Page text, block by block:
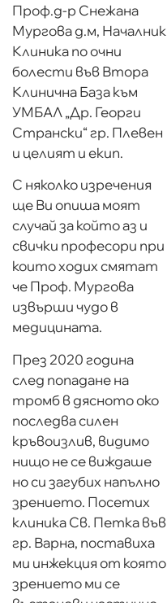
Проф.д-р Снежана
Мургова д.м, Началник
Клиника по очни
болести във Втора
Клинична База към
УМБАЛ „Др. Георги
Странски“ гр. Плевен
и целият и екип.
С няколко изречения
ще Ви опиша моят
случай за който аз и
свички професори при
които ходих смятат
че Проф. Мургова
извърши чудо в
медицината.
През 2020 година
след попадане на
тромб в дясното око
последва силен
кръвоизлив, видимо
нищо не се виждаше
но си загубих напълно
зрението. Посетих
клиника Св. Петка във
гр. Варна, поставиха
ми инжекция от която
зрението ми се